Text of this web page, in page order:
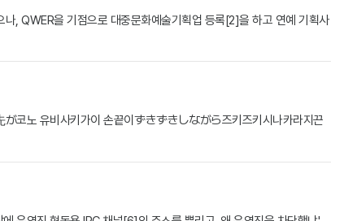
, QWER을 기점으로 대중문화예술기획업 등록[2]을 하고 연예 기획사
코노 유비사키가이 손끝이ずきずきしながら즈키즈키시나카라지끈